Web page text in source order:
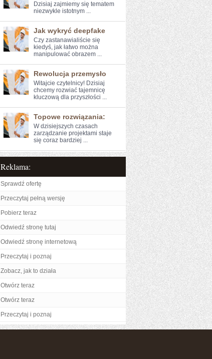
Dzisiaj zajmiemy się ⁤tematem
niezwykle istotnym ...
Jak wykryć deepfake
Czy zastanawialiście się
‍kiedyś, jak łatwo można
manipulować obrazem ...
Rewolucja przemysło
Witajcie czytelnicy! Dzisiaj ​
chcemy rozwiać⁣ tajemnicę
kluczową dla przyszłości ...
Topowe rozwiązania:
W dzisiejszych czasach
zarządzanie projektami staje
się coraz bardziej ...
Reklama:
Sprawdź ofertę
Przeczytaj pełną wersję
Pobierz teraz
Odwiedź stronę tutaj
Odwiedź stronę internetową
Przeczytaj i poznaj
Zobacz, jak to działa
Otwórz teraz
Otwórz teraz
Przeczytaj i poznaj